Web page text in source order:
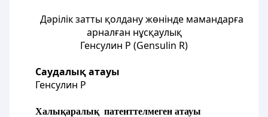
Дәрілік затты қолдану жөнінде мамандарға
арналған нұсқаулық
Генсулин Р (Gensulin R)
Саудалық атауы
Генсулин Р
Халықаралық патенттелмеген атауы